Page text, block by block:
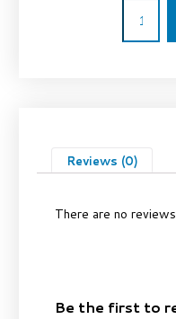
Reviews (0)
There are no
Be the first to